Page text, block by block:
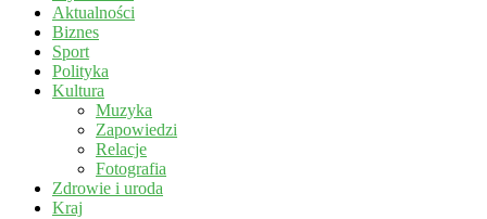
Aktualności
Biznes
Sport
Polityka
Kultura
Muzyka
Zapowiedzi
Relacje
Fotografia
Zdrowie i uroda
Kraj